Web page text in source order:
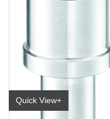
Quick View+